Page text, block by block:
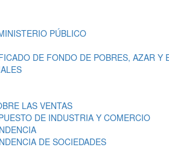
PÚBLICO
DE FONDO DE POBRES, AZAR Y
LAS VENTAS
DE INDUSTRIA Y COMERCIO
DE SOCIEDADES